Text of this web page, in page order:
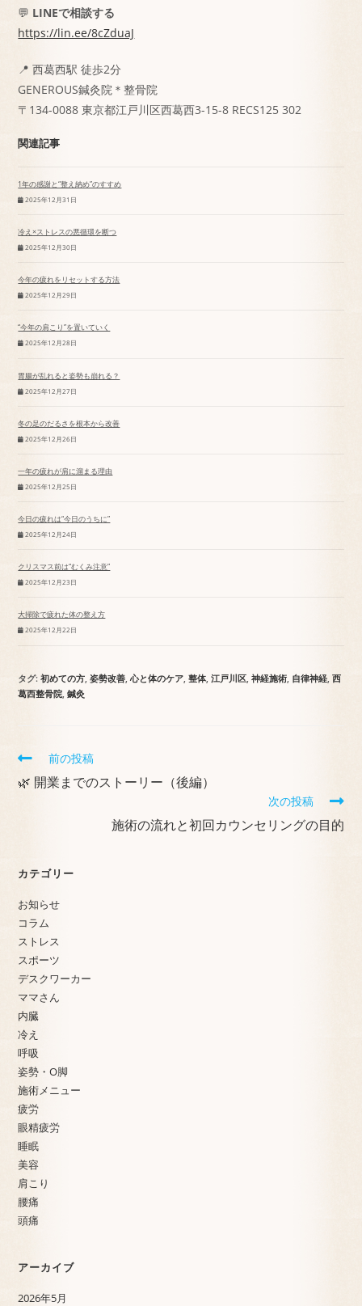
💬 LINEで相談する
https://lin.ee/8cZduaJ
📍 西葛西駅 徒歩2分
GENEROUS鍼灸院＊整骨院
〒134-0088 東京都江戸川区西葛西3-15-8 RECS125 302
関連記事
1年の感謝と“整え納め”のすすめ
2025年12月31日
冷え×ストレスの悪循環を断つ
2025年12月30日
今年の疲れをリセットする方法
2025年12月29日
“今年の肩こり”を置いていく
2025年12月28日
胃腸が乱れると姿勢も崩れる？
2025年12月27日
冬の足のだるさを根本から改善
2025年12月26日
一年の疲れが肩に溜まる理由
2025年12月25日
今日の疲れは“今日のうちに”
2025年12月24日
クリスマス前は“むくみ注意”
2025年12月23日
大掃除で疲れた体の整え方
2025年12月22日
タグ:初めての方 姿勢改善 心と体のケア 整体 江戸川区 神経施術 自律神経 西
葛西整骨院 鍼灸
前の投稿
🌿 開業までのストーリー（後編）
次の投稿
施術の流れと初回カウンセリングの目的
カテゴリー
お知らせ
コラム
ストレス
スポーツ
デスクワーカー
ママさん
内臓
冷え
呼吸
姿勢・O脚
施術メニュー
疲労
眼精疲労
睡眠
美容
肩こり
腰痛
頭痛
アーカイブ
2026年5月